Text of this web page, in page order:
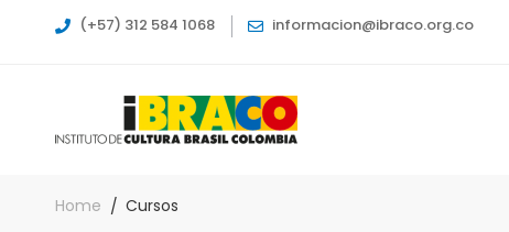
(+57) 312 584 1068 informacion@ibraco.org.co
Home Cursos